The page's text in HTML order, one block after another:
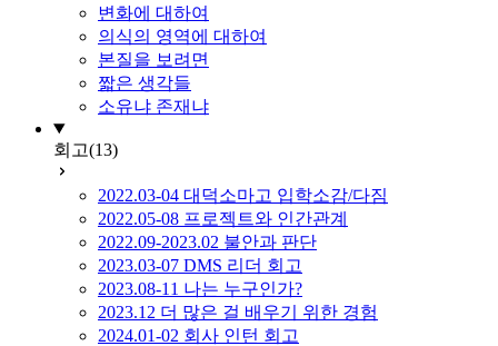
변화에 대하여
의식의 영역에 대하여
본질을 보려면
짧은 생각들
소유냐 존재냐
회고(13)
2022.03-04 대덕소마고 입학소감/다짐
2022.05-08 프로젝트와 인간관계
2022.09-2023.02 불안과 판단
2023.03-07 DMS 리더 회고
2023.08-11 나는 누구인가?
2023.12 더 많은 걸 배우기 위한 경험
2024.01-02 회사 인턴 회고